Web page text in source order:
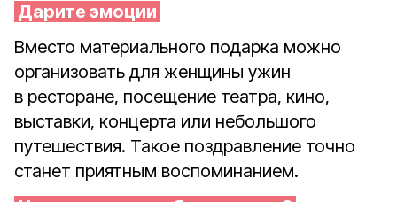
Дарите эмоции
Вместо материального подарка можно
организовать для женщины ужин
в ресторане, посещение театра, кино,
выставки, концерта или небольшого
путешествия. Такое поздравление точно
станет приятным воспоминанием.